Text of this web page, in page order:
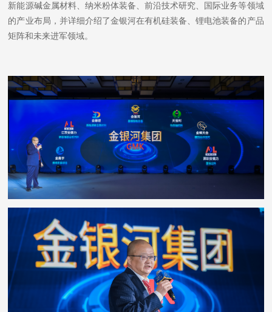
新能源碱金属材料、纳米粉体装备、前沿技术研究、国际业务等领域
的产业布局，并详细介绍了金银河在有机硅装备、锂电池装备的产品
矩阵和未来进军领域。